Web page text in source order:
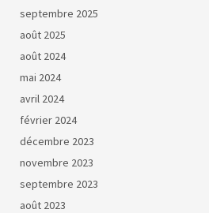
septembre 2025
août 2025
août 2024
mai 2024
avril 2024
février 2024
décembre 2023
novembre 2023
septembre 2023
août 2023